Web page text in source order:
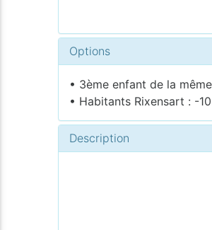
Options
• 3ème enfant de la
• Habitants Rixensart : -
Description